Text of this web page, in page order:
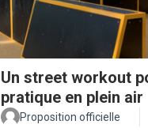
Un street workout
pratique en plein air
Proposition officielle